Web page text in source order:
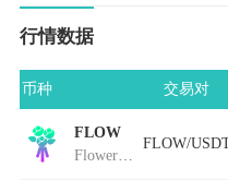
行情数据
币种 交易对
FLOW
FLOW/